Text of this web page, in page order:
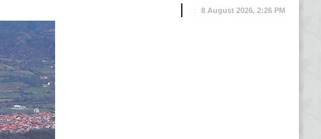
8 August 2026, 2:26 PM